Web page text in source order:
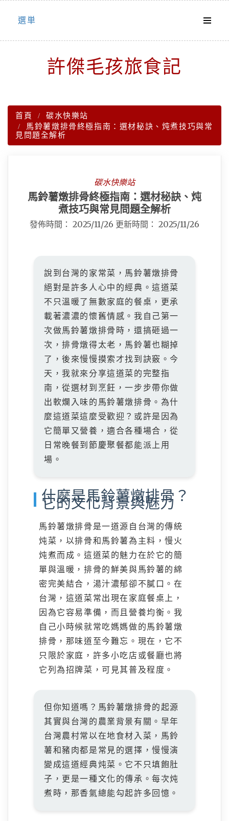
Skip
選単
許傑毛孩旅食記
首頁
碳水快樂站
馬鈴薯燉排骨終極指南：選材秘訣、炖煮技巧與常
見問題全解析
碳水快樂站
馬鈴薯燉排骨終極指南：選材秘訣、炖
煮技巧與常見問題全解析
發佈時間： 2025/11/26 更新時間： 2025/11/26
說到台灣的家常菜，馬鈴薯燉排骨
絕對是許多人心中的經典。這道菜
不只溫暖了無數家庭的餐桌，更承
載著濃濃的懷舊情感。我自己第一
次做馬鈴薯燉排骨時，還搞砸過一
次，排骨燉得太老，馬鈴薯也糊掉
了，後來慢慢摸索才找到訣竅。今
天，我就來分享這道菜的完整指
南，從選材到烹飪，一步步帶你做
出軟爛入味的馬鈴薯燉排骨。為什
麼這道菜這麼受歡迎？或許是因為
它簡單又營養，適合各種場合，從
日常晚餐到節慶聚餐都能派上用
場。
什麼是馬鈴薯燉排骨？
它的文化背景與魅力
馬鈴薯燉排骨是一道源自台灣的傳統
炖菜，以排骨和馬鈴薯為主料，慢火
炖煮而成。這道菜的魅力在於它的簡
單與溫暖，排骨的鮮美與馬鈴薯的綿
密完美結合，湯汁濃郁卻不膩口。在
台灣，這道菜常出現在家庭餐桌上，
因為它容易準備，而且營養均衡。我
自己小時候就常吃媽媽做的馬鈴薯燉
排骨，那味道至今難忘。現在，它不
只限於家庭，許多小吃店或餐廳也將
它列為招牌菜，可見其普及程度。
但你知道嗎？馬鈴薯燉排骨的起源
其實與台灣的農業背景有關。早年
台灣農村常以在地食材入菜，馬鈴
薯和豬肉都是常見的選擇，慢慢演
變成這道經典炖菜。它不只填飽肚
子，更是一種文化的傳承。每次炖
煮時，那香氣總能勾起許多回憶。